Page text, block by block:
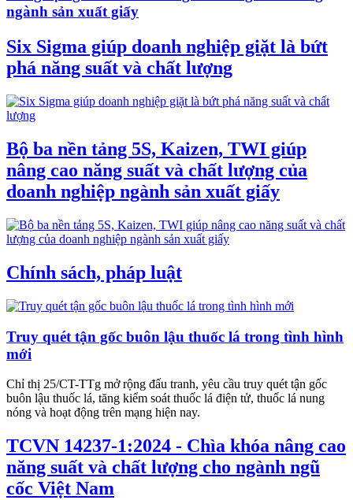
ngành sản xuất giấy
Six Sigma giúp doanh nghiệp giặt là bứt
phá năng suất và chất lượng
Bộ ba nền tảng 5S, Kaizen, TWI giúp
nâng cao năng suất và chất lượng của
doanh nghiệp ngành sản xuất giấy
Chính sách, pháp luật
Truy quét tận gốc buôn lậu thuốc lá trong tình hình
mới
Chỉ thị 25/CT-TTg mở rộng đấu tranh, yêu cầu truy quét tận gốc
buôn lậu thuốc lá, tăng kiểm soát thuốc lá điện tử, thuốc lá nung
nóng và hoạt động trên mạng hiện nay.
TCVN 14237-1:2024 - Chìa khóa nâng cao
năng suất và chất lượng cho ngành ngũ
cốc Việt Nam